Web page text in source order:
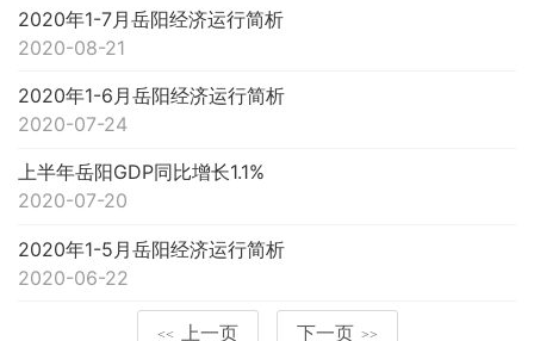
2020年1-7月岳阳经济运行简析
2020-08-21
2020年1-6月岳阳经济运行简析
2020-07-24
上半年岳阳GDP同比增长1.1%
2020-07-20
2020年1-5月岳阳经济运行简析
2020-06-22
<< 上一页 下一页 >>